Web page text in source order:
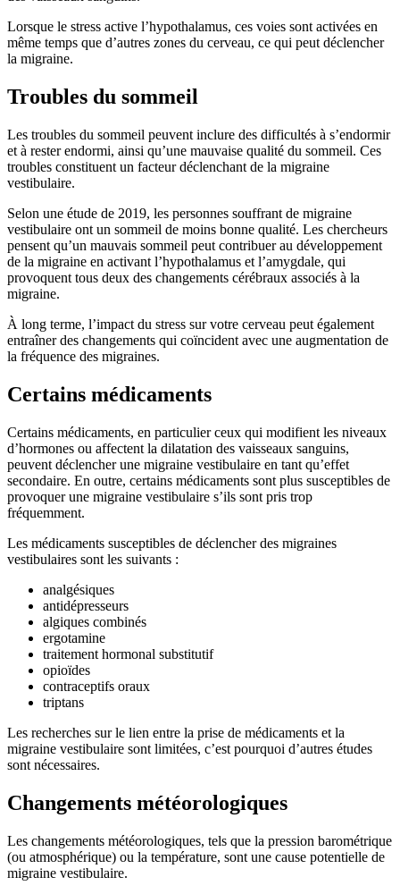
Lorsque le stress active l’hypothalamus, ces voies sont activées en
même temps que d’autres zones du cerveau, ce qui peut déclencher
la migraine.
Troubles du sommeil
Les troubles du sommeil peuvent inclure des difficultés à s’endormir
et à rester endormi, ainsi qu’une mauvaise qualité du sommeil. Ces
troubles constituent un facteur déclenchant de la migraine
vestibulaire.
Selon une étude de 2019, les personnes souffrant de migraine
vestibulaire ont un sommeil de moins bonne qualité. Les chercheurs
pensent qu’un mauvais sommeil peut contribuer au développement
de la migraine en activant l’hypothalamus et l’amygdale, qui
provoquent tous deux des changements cérébraux associés à la
migraine.
À long terme, l’impact du stress sur votre cerveau peut également
entraîner des changements qui coïncident avec une augmentation de
la fréquence des migraines.
Certains médicaments
Certains médicaments, en particulier ceux qui modifient les niveaux
d’hormones ou affectent la dilatation des vaisseaux sanguins,
peuvent déclencher une migraine vestibulaire en tant qu’effet
secondaire. En outre, certains médicaments sont plus susceptibles de
provoquer une migraine vestibulaire s’ils sont pris trop
fréquemment.
Les médicaments susceptibles de déclencher des migraines
vestibulaires sont les suivants :
analgésiques
antidépresseurs
algiques combinés
ergotamine
traitement hormonal substitutif
opioïdes
contraceptifs oraux
triptans
Les recherches sur le lien entre la prise de médicaments et la
migraine vestibulaire sont limitées, c’est pourquoi d’autres études
sont nécessaires.
Changements météorologiques
Les changements météorologiques, tels que la pression barométrique
(ou atmosphérique) ou la température, sont une cause potentielle de
migraine vestibulaire.